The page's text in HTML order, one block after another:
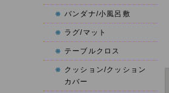
バンダナ/小風呂敷
ラグ/マット
テーブルクロス
クッション/クッション
カバー